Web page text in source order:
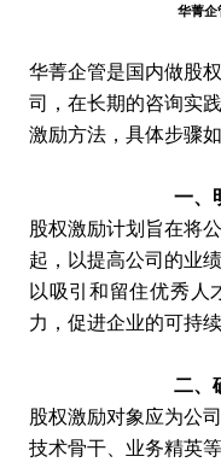
华菁企
华菁企管是国内做股
司，在长期的咨询实
激励方法，具体步骤如
一、
股权激励计划旨在将
起，以提高公司的业
以吸引和留住优秀人
力，促进企业的可持续
二、
股权激励对象应为公
技术骨干、业务精英